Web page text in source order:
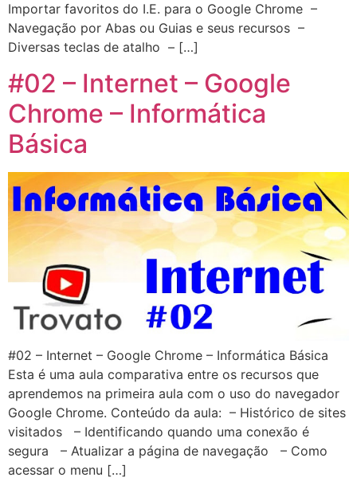
Importar favoritos do I.E. para o Google Chrome –
Navegação por Abas ou Guias e seus recursos –
Diversas teclas de atalho – […]
#02 – Internet – Google
Chrome – Informática
Básica
#02 – Internet – Google Chrome – Informática Básica
Esta é uma aula comparativa entre os recursos que
aprendemos na primeira aula com o uso do navegador
Google Chrome. Conteúdo da aula: – Histórico de sites
visitados – Identificando quando uma conexão é
segura – Atualizar a página de navegação – Como
acessar o menu […]